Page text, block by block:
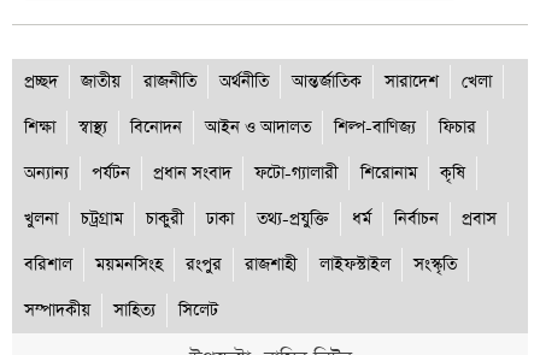
প্রচ্ছদ জাতীয় রাজনীতি অর্থনীতি আন্তর্জাতিক সারাদেশ
খেলা
শিক্ষা
স্বাস্থ্য বিনোদন আইন ও আদালত শিল্প-বাণিজ্য
ফিচার
অন্যান্য
পর্যটন প্রধান সংবাদ ফটো-গ্যালারী শিরোনাম
কৃষি
খুলনা
চট্রগ্রাম চাকুরী ঢাকা তথ্য-প্রযুক্তি ধর্ম নির্বাচন
প্রবাস
বরিশাল
ময়মনসিংহ রংপুর রাজশাহী লাইফস্টাইল
সংস্কৃতি
সম্পাদকীয়
সাহিত্য সিলেট